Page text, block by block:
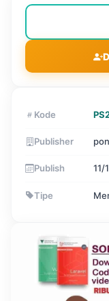
Kode
Publisher
Publish 11/
Tipe